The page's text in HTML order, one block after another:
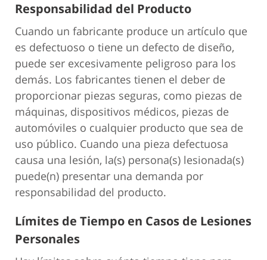
Responsabilidad del Producto
Cuando un fabricante produce un artículo que
es defectuoso o tiene un defecto de diseño,
puede ser excesivamente peligroso para los
demás. Los fabricantes tienen el deber de
proporcionar piezas seguras, como piezas de
máquinas, dispositivos médicos, piezas de
automóviles o cualquier producto que sea de
uso público. Cuando una pieza defectuosa
causa una lesión, la(s) persona(s) lesionada(s)
puede(n) presentar una demanda por
responsabilidad del producto.
Límites de Tiempo en Casos de Lesiones
Personales